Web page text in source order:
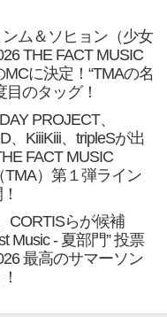
ム＆ソヒョン（少女
THE FACT MUSIC
に決定！“TMAの名
目のタッグ！
PROJECT、
、KiiiKiii、tripleSが出
FACT MUSIC
TMA）第１弾ライン
CORTISらが候補
Music - 夏部門” 投票
最高のサマーソン